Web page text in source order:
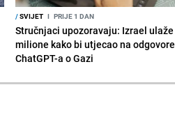
/SVIJET I PRIJE 1 DAN
Stručnjaci upozoravaju: Izrael ulaže
milione kako bi utjecao na odgovore
ChatGPT-a o Gazi